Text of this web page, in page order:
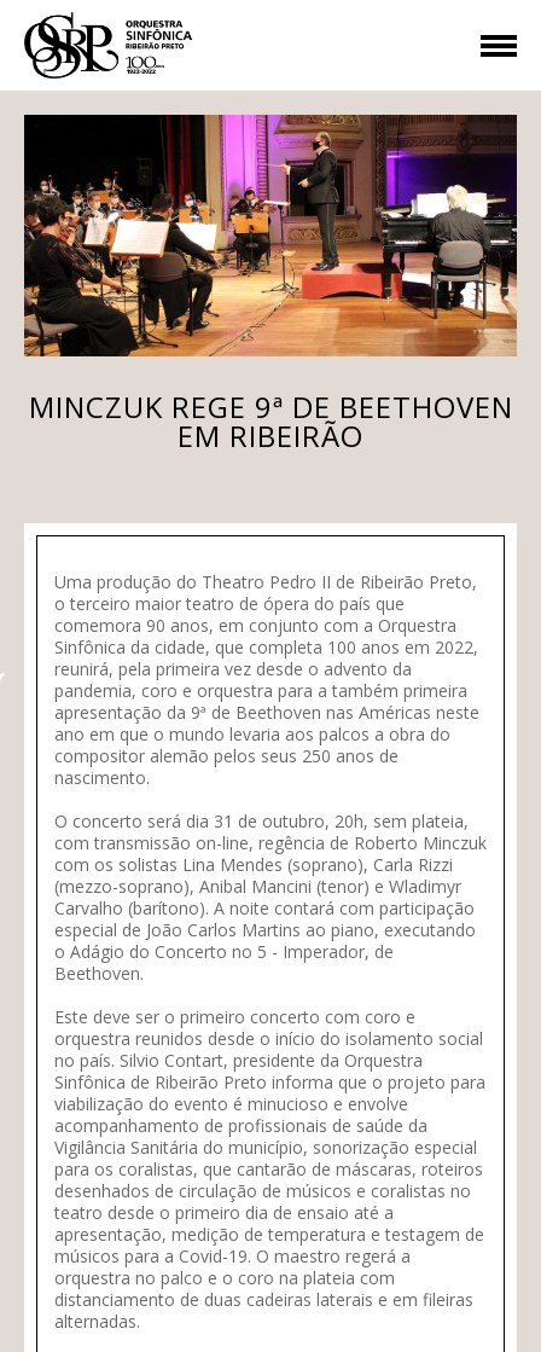
MINCZUK REGE 9ª DE BEETHOVEN
EM RIBEIRÃO
Uma produção do Theatro Pedro II de Ribeirão Preto,
o terceiro maior teatro de ópera do país que
comemora 90 anos, em conjunto com a Orquestra
Sinfônica da cidade, que completa 100 anos em 2022,
reunirá, pela primeira vez desde o advento da
pandemia, coro e orquestra para a também primeira
apresentação da 9ª de Beethoven nas Américas neste
ano em que o mundo levaria aos palcos a obra do
compositor alemão pelos seus 250 anos de
nascimento.
O concerto será dia 31 de outubro, 20h, sem plateia,
com transmissão on-line, regência de Roberto Minczuk
com os solistas Lina Mendes (soprano), Carla Rizzi
(mezzo-soprano), Anibal Mancini (tenor) e Wladimyr
Carvalho (barítono). A noite contará com participação
especial de João Carlos Martins ao piano, executando
o Adágio do Concerto no 5 - Imperador, de
Beethoven.
Este deve ser o primeiro concerto com coro e
orquestra reunidos desde o início do isolamento social
no país. Silvio Contart, presidente da Orquestra
Sinfônica de Ribeirão Preto informa que o projeto para
viabilização do evento é minucioso e envolve
acompanhamento de profissionais de saúde da
Vigilância Sanitária do município, sonorização especial
para os coralistas, que cantarão de máscaras, roteiros
desenhados de circulação de músicos e coralistas no
teatro desde o primeiro dia de ensaio até a
apresentação, medição de temperatura e testagem de
músicos para a Covid-19. O maestro regerá a
orquestra no palco e o coro na plateia com
distanciamento de duas cadeiras laterais e em fileiras
alternadas.